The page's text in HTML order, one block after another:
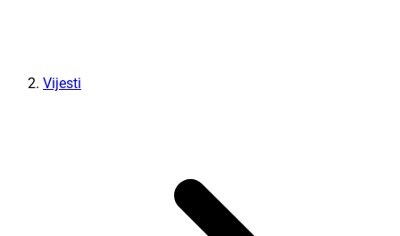
Vijesti